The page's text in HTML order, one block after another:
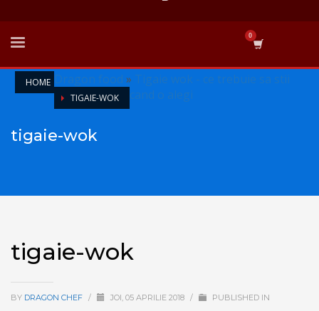
HOME Dragon food » Tigaie wok - ce trebuie sa stii
cand o alegi
TIGAIE-WOK
tigaie-wok
tigaie-wok
BY DRAGON CHEF / JOI, 05 APRILIE 2018 / PUBLISHED IN